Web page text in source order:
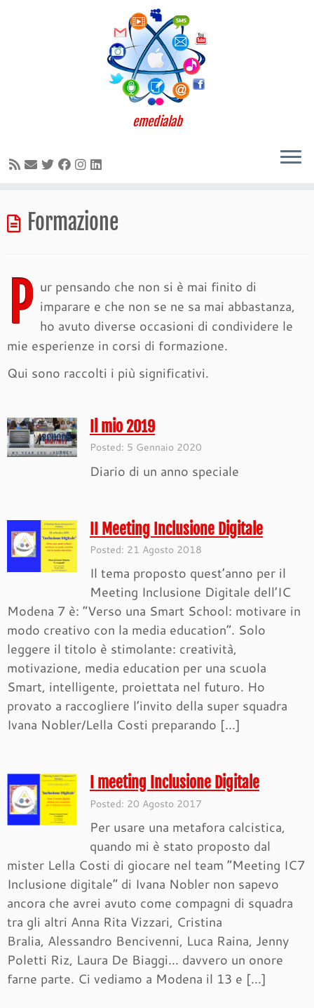
al
contenuto
emedialab
Formazione
P ur pensando che non si è mai finito di
imparare e che non se ne sa mai abbastanza,
ho avuto diverse occasioni di condividere le
mie esperienze in corsi di formazione.
Qui sono raccolti i più significativi.
Il mio 2019
Posted: 5 Gennaio 2020
Diario di un anno speciale
II Meeting Inclusione Digitale
Posted: 21 Agosto 2018
Il tema proposto quest’anno per il
Meeting Inclusione Digitale dell’IC
Modena 7 è: “Verso una Smart School: motivare in
modo creativo con la media education”. Solo
leggere il titolo è stimolante: creatività,
motivazione, media education per una scuola
Smart, intelligente, proiettata nel futuro. Ho
provato a raccogliere l’invito della super squadra
Ivana Nobler/Lella Costi preparando […]
I meeting Inclusione Digitale
Posted: 20 Agosto 2017
Per usare una metafora calcistica,
quando mi è stato proposto dal
mister Lella Costi di giocare nel team “Meeting IC7
Inclusione digitale” di Ivana Nobler non sapevo
ancora che avrei avuto come compagni di squadra
tra gli altri Anna Rita Vizzari, Cristina
Bralia, Alessandro Bencivenni, Luca Raina, Jenny
Poletti Riz, Laura De Biaggi… davvero un onore
farne parte. Ci vediamo a Modena il 13 e […]